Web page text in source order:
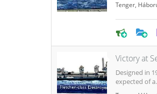
Tenger
Victory at
Designed in
expected of